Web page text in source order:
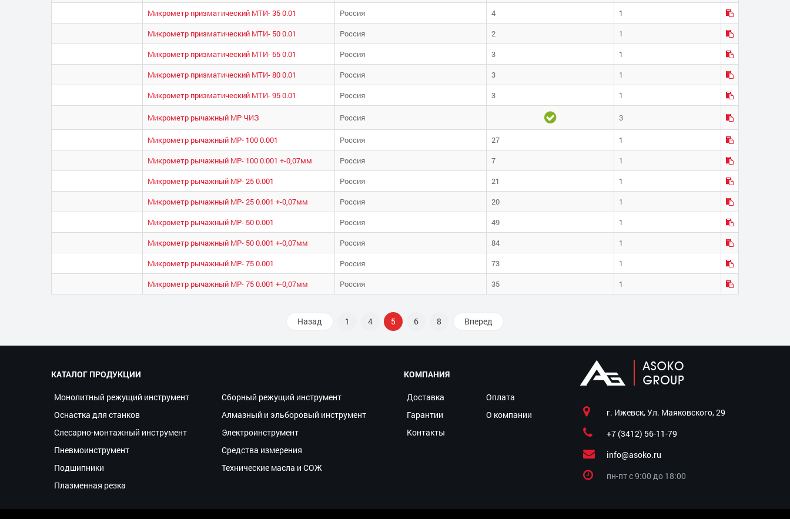
Микрометр призматический МТИ- 35 0.01
Россия 4
1
Микрометр призматический МТИ- 50 0.01
Россия 2
1
Микрометр призматический МТИ- 65 0.01
Россия 3
1
Микрометр призматический МТИ- 80 0.01
Россия 3
1
Микрометр призматический МТИ- 95 0.01
Россия 3 1
Микрометр рычажный МР ЧИЗ Россия 3
Микрометр рычажный МР- 100 0.001 Россия 27
1
Микрометр рычажный МР- 100 0.001 +-0,07мм
Россия 7
1
Микрометр рычажный МР- 25 0.001
Россия 21
1
Микрометр рычажный МР- 25 0.001 +-0,07мм
Россия 20
1
Микрометр рычажный МР- 50 0.001
Россия 49
1
Микрометр рычажный МР- 50 0.001 +-0,07мм
Россия 84
1
Микрометр рычажный МР- 75 0.001
Россия 73
1
Микрометр рычажный МР- 75 0.001 +-0,07мм
Россия 35 1
Назад 1 4 5 6 8 Вперед
КАТАЛОГ ПРОДУКЦИИ
Монолитный режущий инструмент
Сборный режущий инструмент
Оснастка для станков
Алмазный и эльборовый инструмент
Слесарно-монтажный инструмент
Электроинструмент
Пневмоинструмент
Средства измерения
Подшипники
Технические масла и СОЖ
Плазменная резка
КОМПАНИЯ
Доставка
Оплата
Гарантии
О компании
Контакты
г. Ижевск, Ул. Маяковского, 29
+7 (3412) 56-11-79
info@asoko.ru
пн-пт c 9:00 до 18:00